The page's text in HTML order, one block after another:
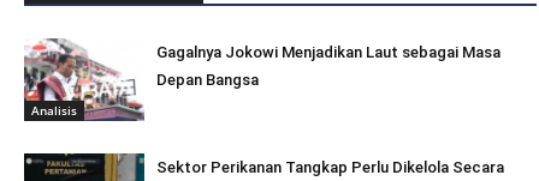
Analisis
Gagalnya Jokowi Menjadikan Laut sebagai Masa
Depan Bangsa
Sektor Perikanan Tangkap Perlu Dikelola Secara